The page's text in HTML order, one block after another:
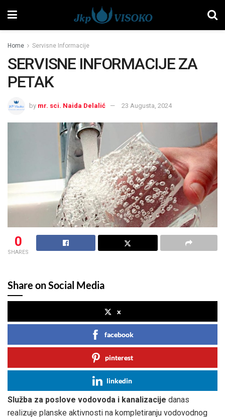
Home Servisne Informacije
SERVISNE INFORMACIJE ZA
PETAK
by mr. sci. Naida Delalić 23 Augusta, 2024
0
SHARES
Share on Social Media
x
facebook
pinterest
linkedin
Služba za poslove vodovoda i kanalizacije danas
realizuje planske aktivnosti na kompletiranju vodovodnog